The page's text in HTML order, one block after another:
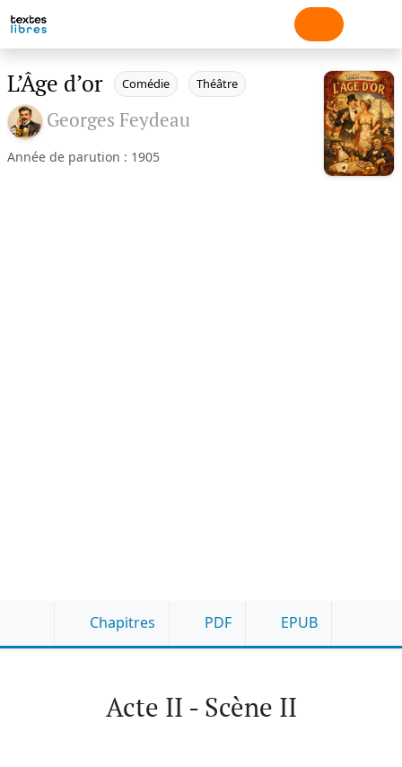
L’Âge d’or Comédie Théâtre
Georges Feydeau
Année de parution : 1905
Chapitres PDF EPUB
Acte II - Scène II